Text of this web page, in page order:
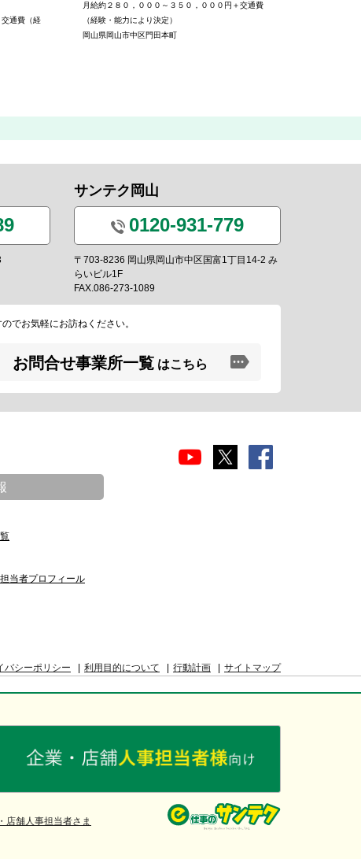
通費（経
月給約２８０，０００～３５０，０００円＋交通費
（経験・能力により決定）
岡山県岡山市中区門田本町
サンテク岡山
0120-931-779
〒703-8236 岡山県岡山市中区国富1丁目14-2 み
らいビル1F
FAX.086-273-1089
でお気軽にお訪ねください。
お問合せ事業所一覧 はこちら
当者プロフィール
バシーポリシー 利用目的について 行動計画 サイトマップ
店舗人事担当者さま